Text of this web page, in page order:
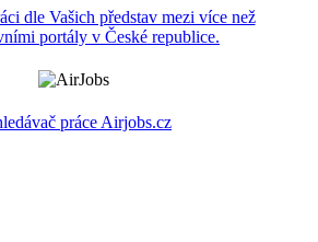
dle Vašich představ mezi více než
portály v České republice.
práce Airjobs.cz